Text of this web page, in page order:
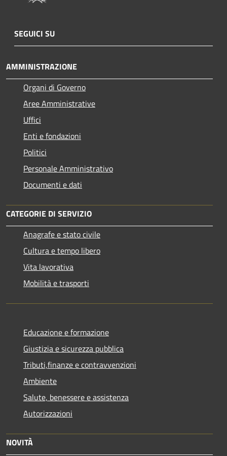
SEGUICI SU
AMMINISTRAZIONE
Organi di Governo
Aree Amministrative
Uffici
Enti e fondazioni
Politici
Personale Amministrativo
Documenti e dati
CATEGORIE DI SERVIZIO
Anagrafe e stato civile
Cultura e tempo libero
Vita lavorativa
Mobilità e trasporti
Educazione e formazione
Giustizia e sicurezza pubblica
Tributi,finanze e contravvenzioni
Ambiente
Salute, benessere e assistenza
Autorizzazioni
NOVITÀ